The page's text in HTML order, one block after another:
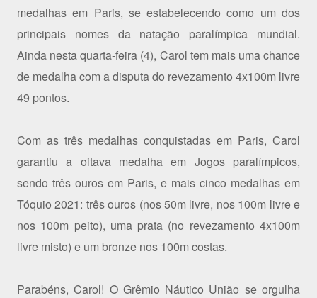
medalhas em Paris, se estabelecendo como um dos
principais nomes da natação paralímpica mundial.
Ainda nesta quarta-feira (4), Carol tem mais uma chance
de medalha com a disputa do revezamento 4x100m livre
49 pontos.
Com as três medalhas conquistadas em Paris, Carol
garantiu a oitava medalha em Jogos paralímpicos,
sendo três ouros em Paris, e mais cinco medalhas em
Tóquio 2021: três ouros (nos 50m livre, nos 100m livre e
nos 100m peito), uma prata (no revezamento 4x100m
livre misto) e um bronze nos 100m costas.
Parabéns, Carol! O Grêmio Náutico União se orgulha